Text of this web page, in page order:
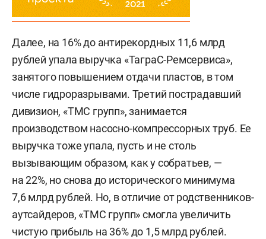
Далее, на 16% до антирекордных 11,6 млрд
рублей упала выручка «ТаграС-Ремсервиса»,
занятого повышением отдачи пластов, в том
числе гидроразрывами. Третий пострадавший
дивизион, «ТМС групп», занимается
производством насосно-компрессорных труб. Ее
выручка тоже упала, пусть и не столь
вызывающим образом, как у собратьев, —
на 22%, но снова до исторического минимума
7,6 млрд рублей. Но, в отличие от родственников-
аутсайдеров, «ТМС групп» смогла увеличить
чистую прибыль на 36% до 1,5 млрд рублей.